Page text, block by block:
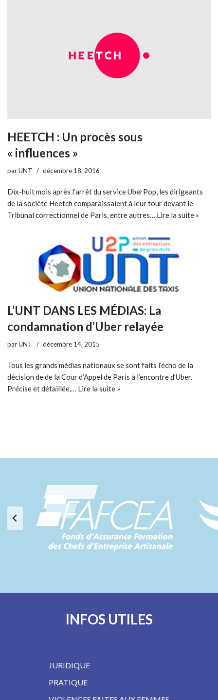
HEETCH : Un procès sous
« influences »
parUNT décembre 18, 2016
Dix-huit mois après l’arrêt du service UberPop, les dirigeants
de la société Heetch comparaissaient à leur tour devant le
Tribunal correctionnel de Paris, entre autres… Lire la suite »
L’UNT DANS LES MÉDIAS: La
condamnation d’Uber relayée
parUNT décembre 14, 2015
Tous les grands médias nationaux se sont faits l’écho de la
décision de de la Cour d’Appel de Paris à l’encontre d’Uber.
Précise et détaillée,… Lire la suite »
INFOS UTILES
JURIDIQUE
PRATIQUE